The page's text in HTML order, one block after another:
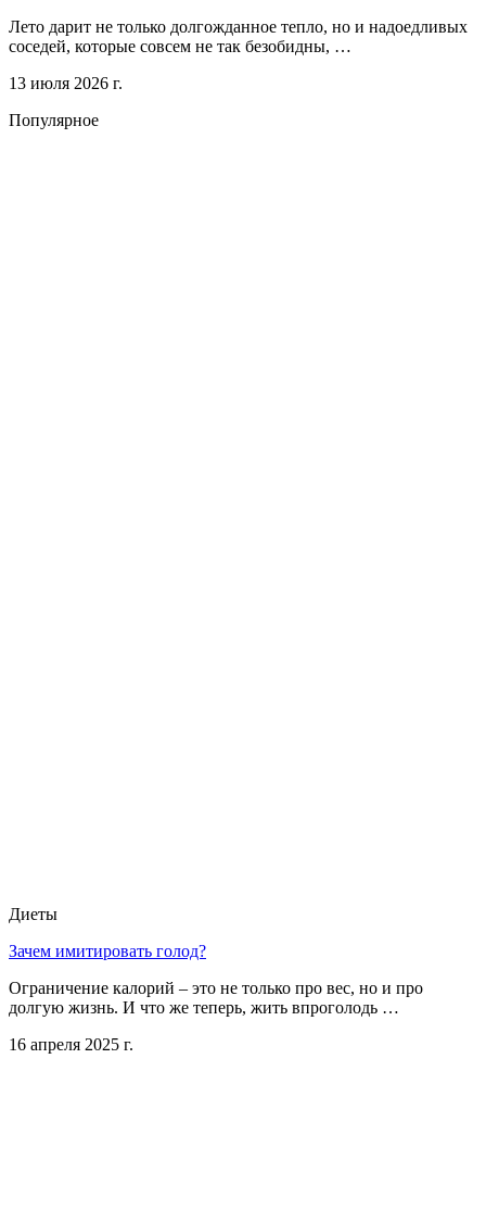
Лето дарит не только долгожданное тепло, но и надоедливых
соседей, которые совсем не так безобидны, …
13 июля 2026 г.
Популярное
Диеты
Зачем имитировать голод?
Ограничение калорий – это не только про вес, но и про
долгую жизнь. И что же теперь, жить впроголодь …
16 апреля 2025 г.